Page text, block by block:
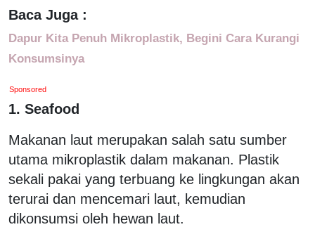
Baca Juga :
Dapur Kita Penuh Mikroplastik, Begini Cara Kurangi
Konsumsinya
Sponsored
1. Seafood
Makanan laut merupakan salah satu sumber
utama mikroplastik dalam makanan. Plastik
sekali pakai yang terbuang ke lingkungan akan
terurai dan mencemari laut, kemudian
dikonsumsi oleh hewan laut.